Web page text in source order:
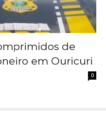
de
em Ouricuri
0